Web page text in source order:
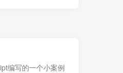
编写的一个小案例